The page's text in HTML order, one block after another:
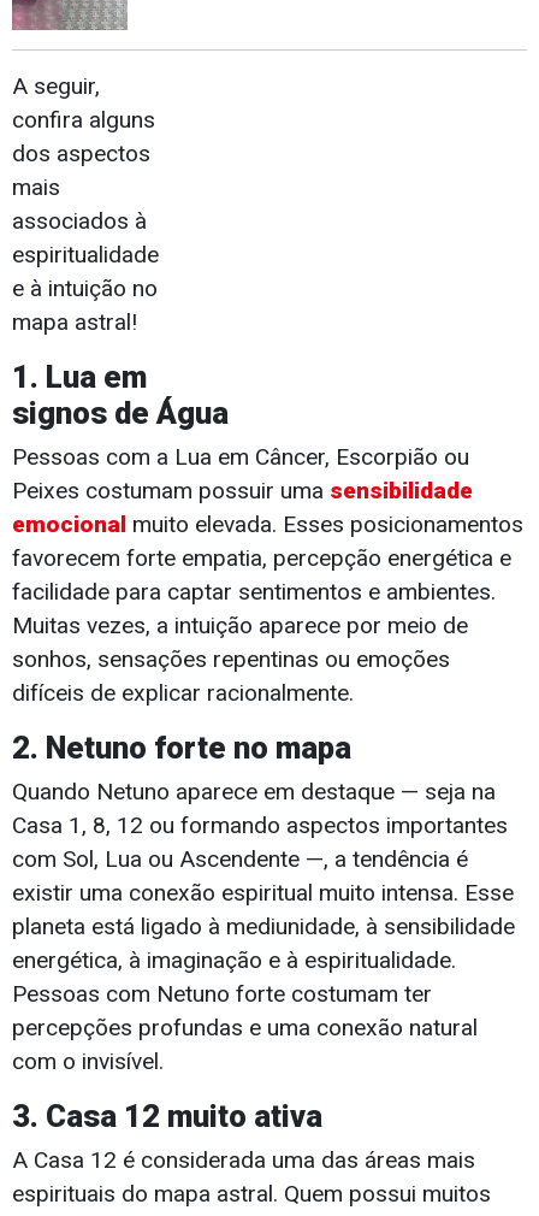
A seguir,
confira alguns
dos aspectos
mais
associados à
espiritualidade
e à intuição no
mapa astral!
1. Lua em
signos de Água
Pessoas com a Lua em Câncer, Escorpião ou
Peixes costumam possuir uma sensibilidade
emocional muito elevada. Esses posicionamentos
favorecem forte empatia, percepção energética e
facilidade para captar sentimentos e ambientes.
Muitas vezes, a intuição aparece por meio de
sonhos, sensações repentinas ou emoções
difíceis de explicar racionalmente.
2. Netuno forte no mapa
Quando Netuno aparece em destaque — seja na
Casa 1, 8, 12 ou formando aspectos importantes
com Sol, Lua ou Ascendente —, a tendência é
existir uma conexão espiritual muito intensa. Esse
planeta está ligado à mediunidade, à sensibilidade
energética, à imaginação e à espiritualidade.
Pessoas com Netuno forte costumam ter
percepções profundas e uma conexão natural
com o invisível.
3. Casa 12 muito ativa
A Casa 12 é considerada uma das áreas mais
espirituais do mapa astral. Quem possui muitos